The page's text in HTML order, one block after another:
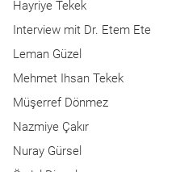
Hayriye Tekek
Interview mit Dr. Etem Ete
Leman Güzel
Mehmet Ihsan Tekek
Müşerref Dönmez
Nazmiye Çakır
Nuray Gürsel